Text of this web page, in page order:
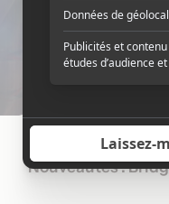
16 octobre 2015
Nouveautés :